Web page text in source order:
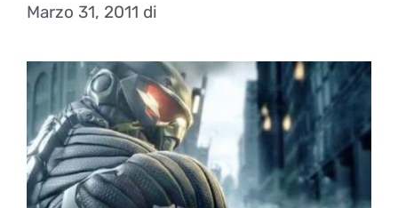
Marzo 31, 2011 di